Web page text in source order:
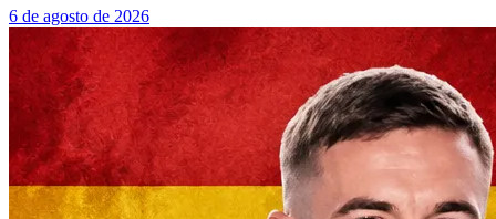
6 de agosto de 2026